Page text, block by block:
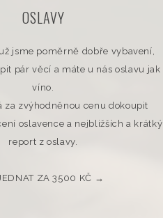
OSLAVY
jsme poměrně dobře vybavení,
pár věcí a máte u nás oslavu jak
víno.
za zvýhodněnou cenu dokoupit
oslavence a nejbližších a krátký
report z oslavy.
ZA 3500 KČ →